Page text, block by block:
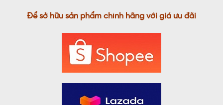
Để sở hữu sản phẩm chính hãng với giá ưu đãi